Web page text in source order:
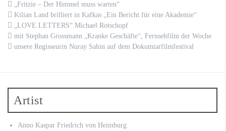
„Fritzie – Der Himmel muss warten“
Kilian Land brilliert in Kafkas „Ein Bericht für eine Akademie“
„LOVE LETTERS“ Michael Rotschopf
mit Stephan Grossmann „Kranke Geschäfte“, Fernsehfilm der Woche
unsere Regisseurin Nuray Sahin auf dem Dokumtarfilmfestival
Artist
Anno Kaspar Friedrich von Heimburg